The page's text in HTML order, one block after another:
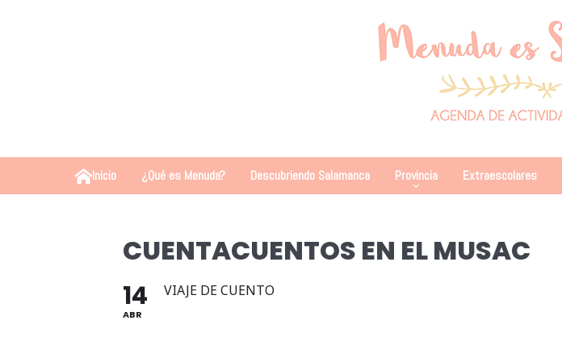
Inicio ¿Qué es Menuda? Descubriendo Salamanca Provincia Extraescolares
CUENTACUENTOS EN EL MUSAC
14
ABR
VIAJE DE CUENTO